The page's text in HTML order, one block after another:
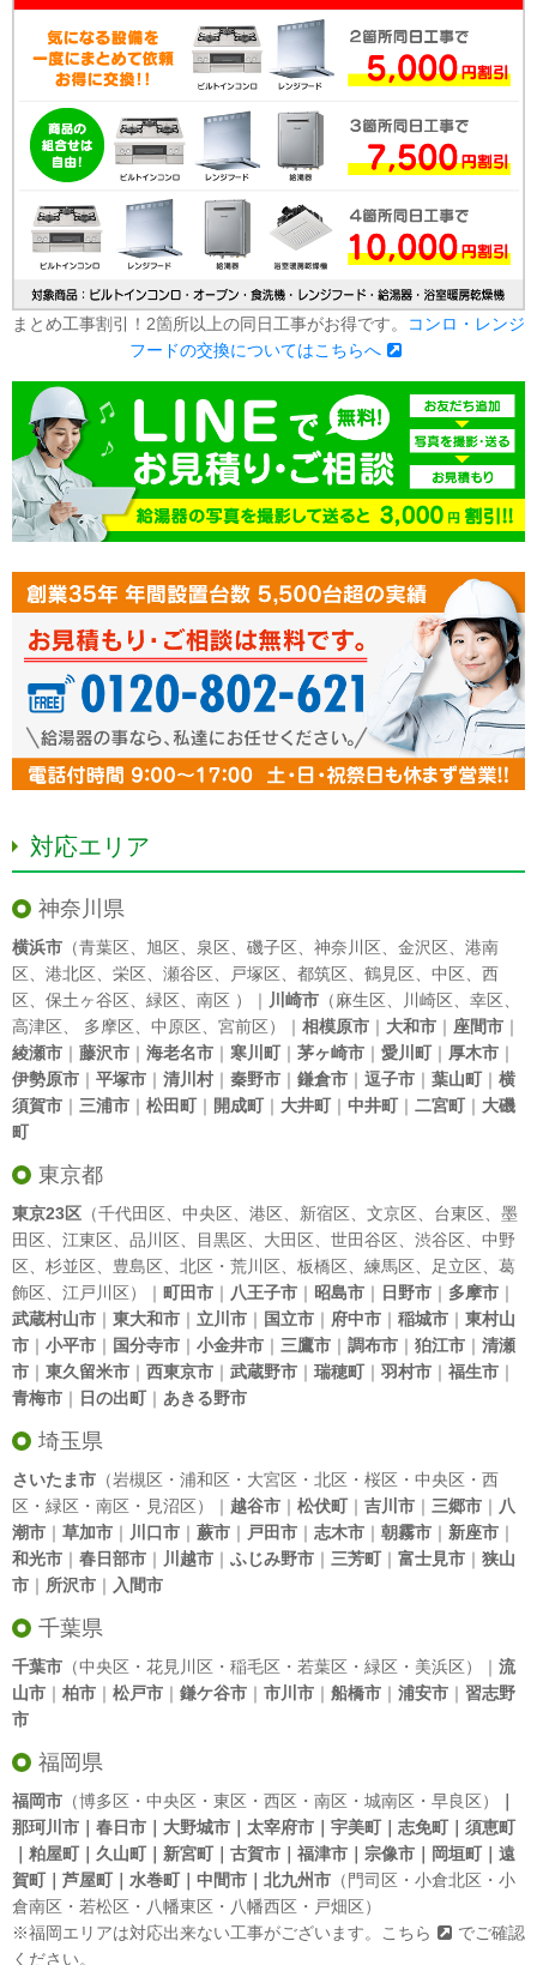
まとめ工事割引！2箇所以上の同日工事がお得です。
コンロ・レンジ
フードの交換についてはこちらへ
対応エリア
神奈川県
横浜市 （青葉区 旭区 泉区 磯子区 神奈川区 金沢区
港南
区
港北区 栄区 瀬谷区 戸塚区 都筑区 鶴見区 中区
西
区
保土ヶ谷区 緑区 南区 ）｜ 川崎市 （麻生区 川崎区 幸区
高津区
多摩区 中原区 宮前区）｜ 相模原市 ｜ 大和市 ｜ 座間市 ｜
綾瀬市 ｜ 藤沢市 ｜ 海老名市 ｜ 寒川町｜ 茅ヶ崎市 ｜ 愛川町｜ 厚木市 ｜
伊勢原市 ｜ 平塚市 ｜ 清川村｜ 秦野市 ｜ 鎌倉市 ｜ 逗子市 ｜ 葉山町｜ 横
須賀市 ｜ 三浦市 ｜ 松田町｜ 開成町｜ 大井町｜ 中井町｜ 二宮町｜ 大磯
町
東京都
東京23区 （千代田区 中央区 港区 新宿区 文京区 台東区
墨
田区
江東区 品川区 目黒区 大田区 世田谷区 渋谷区
中野
区
杉並区 豊島区 北区 ・ 荒川区 板橋区 練馬区 足立区
葛
飾区
江戸川区）｜ 町田市 ｜ 八王子市 ｜ 昭島市 ｜ 日野市 ｜ 多摩市 ｜
武蔵村山市 ｜ 東大和市 ｜ 立川市 ｜ 国立市 ｜ 府中市 ｜ 稲城市 ｜ 東村山
市 ｜ 小平市 ｜ 国分寺市 ｜ 小金井市 ｜ 三鷹市 ｜ 調布市 ｜ 狛江市 ｜ 清瀬
市 ｜ 東久留米市 ｜ 西東京市 ｜ 武蔵野市 ｜ 瑞穂町｜ 羽村市 ｜ 福生市 ｜
青梅市 ｜ 日の出町｜ あきる野市
埼玉県
さいたま市 （岩槻区・浦和区・大宮区・北区・桜区・中央区・西
区・緑区・南区・見沼区）｜ 越谷市 ｜ 松伏町｜ 吉川市 ｜ 三郷市 ｜ 八
潮市 ｜ 草加市 ｜ 川口市 ｜ 蕨市 ｜ 戸田市 ｜ 志木市 ｜ 朝霧市 ｜ 新座市 ｜
和光市 ｜ 春日部市 ｜ 川越市 ｜ ふじみ野市 ｜ 三芳町｜ 富士見市 ｜ 狭山
市 ｜ 所沢市 ｜ 入間市
千葉県
千葉市 （中央区・花見川区・稲毛区・若葉区・緑区・美浜区）｜ 流
山市 ｜ 柏市 ｜ 松戸市 ｜ 鎌ケ谷市 ｜ 市川市 ｜ 船橋市 ｜ 浦安市 ｜ 習志野
市
福岡県
福岡市 （博多区・中央区・東区・西区・南区・城南区・早良区）
那珂川市｜春日市｜大野城市｜太宰府市｜宇美町｜志免町｜須恵町
｜粕屋町｜久山町｜新宮町｜古賀市｜福津市｜宗像市｜岡垣町｜遠
賀町｜芦屋町｜水巻町｜中間市｜北九州市 （門司区・小倉北区・小
倉南区・若松区・八幡東区・八幡西区・戸畑区）
※福岡エリアは対応出来ない工事がございます。
こちら
でご確認
ください。